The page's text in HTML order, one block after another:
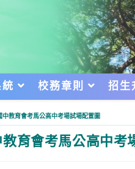
校務章則 招
教育會考馬公高中考場試場配置圖
育會考馬公高中考